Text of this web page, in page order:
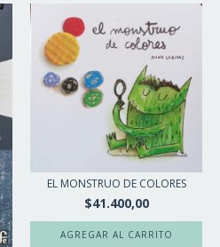
EL MONSTRUO DE COLORES
$41.400,00